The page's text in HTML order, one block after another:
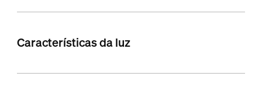
Características da luz